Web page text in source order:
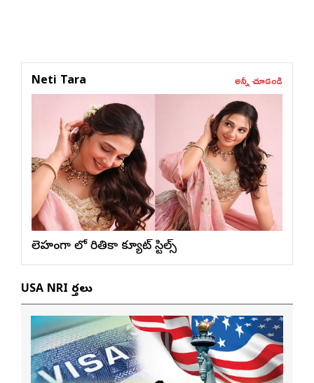
Neti Tara అన్నీ చూడండి
లెహంగా లో రితికా క్యూట్ స్టిల్స్
USA NRI వార్తలు